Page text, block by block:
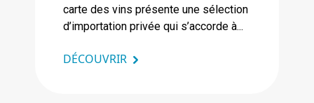
carte des vins présente une sélection
d’importation privée qui s’accorde à...
DÉCOUVRIR